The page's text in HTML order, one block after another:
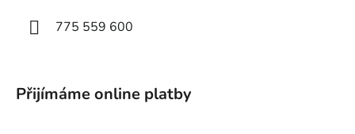
775 559 600
Přijímáme online platby